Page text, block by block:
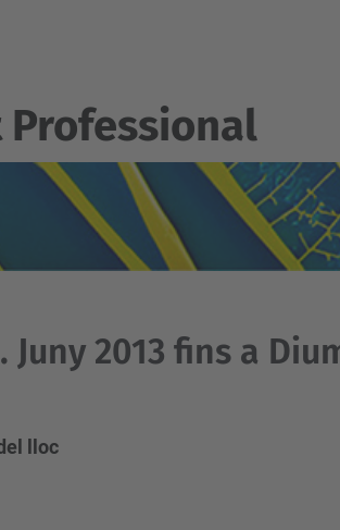
Juny 2013 fins a
lloc